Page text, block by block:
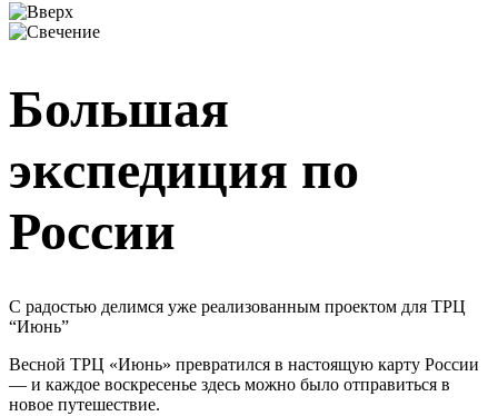
Большая
экспедиция по
России
С радостью делимся уже реализованным проектом для ТРЦ
“Июнь”
Весной ТРЦ «Июнь» превратился в настоящую карту России
— и каждое воскресенье здесь можно было отправиться в
новое путешествие.